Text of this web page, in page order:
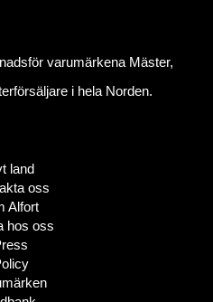
varumärkena Mäster,
i hela Norden.
land
oss
Alfort
hos oss